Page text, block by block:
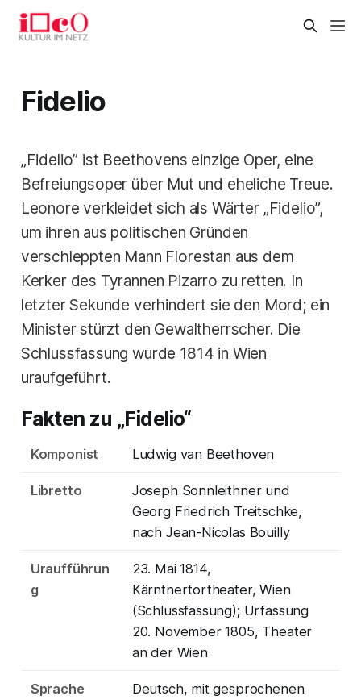
Fidelio
„Fidelio” ist Beethovens einzige Oper, eine
Befreiungsoper über Mut und eheliche Treue.
Leonore verkleidet sich als Wärter „Fidelio”,
um ihren aus politischen Gründen
verschleppten Mann Florestan aus dem
Kerker des Tyrannen Pizarro zu retten. In
letzter Sekunde verhindert sie den Mord; ein
Minister stürzt den Gewaltherrscher. Die
Schlussfassung wurde 1814 in Wien
uraufgeführt.
Fakten zu „Fidelio“
Komponist Ludwig van Beethoven
Libretto
Joseph Sonnleithner und
Georg Friedrich Treitschke,
nach Jean-Nicolas Bouilly
Uraufführun
g
23. Mai 1814,
Kärntnertortheater, Wien
(Schlussfassung); Urfassung
20. November 1805, Theater
an der Wien
Sprache
Deutsch, mit gesprochenen